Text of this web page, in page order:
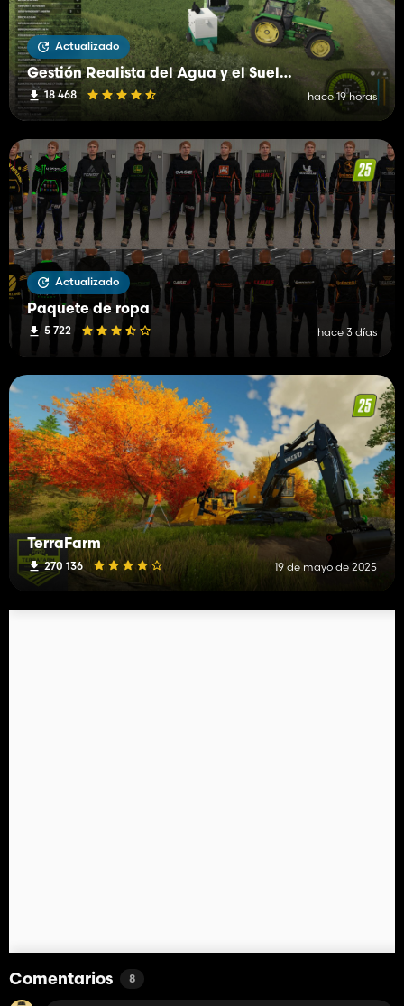
Actualizado
Gestión Realista del Agua y el Suelo (RWSM)
18 468 hace 19 horas
Actualizado
Paquete de ropa
5 722 hace 3 días
TerraFarm
270 136 19 de mayo de 2025
Comentarios 8